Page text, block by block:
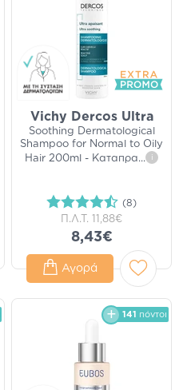
Vichy Dercos Ultra
Soothing Dermatological
Shampoo for Normal to Oily
Hair 200ml - Καταπρα... i
(8)
Π.Λ.Τ. 11,88€
8,43€
Αγορά
141 πόντοι